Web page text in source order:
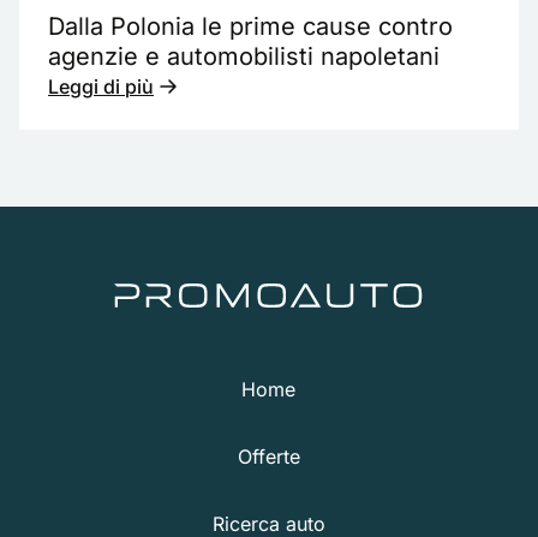
Dalla Polonia le prime cause contro
agenzie e automobilisti napoletani
Leggi di più
Home
Offerte
Ricerca auto